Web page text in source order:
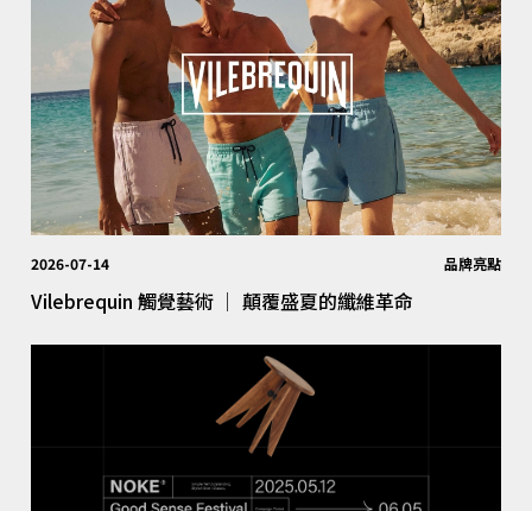
2026-07-14 品牌亮點
Vilebrequin 觸覺藝術 │ 顛覆盛夏的纖維革命